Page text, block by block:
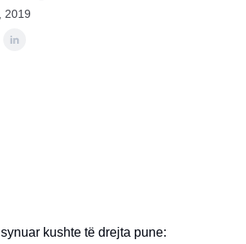
2019
kushte të drejta pune: